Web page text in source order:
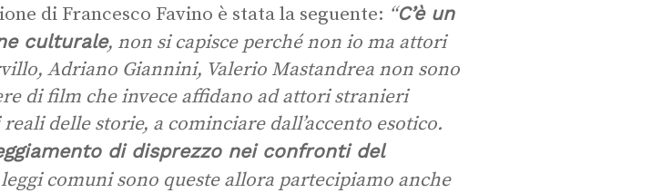
di Francesco Favino è stata la seguente: “C’è un
culturale, non si capisce perché non io ma attori
Adriano Giannini, Valerio Mastandrea non sono
di film che invece affidano ad attori stranieri
delle storie, a cominciare dall’accento esotico.
di disprezzo nei confronti del
comuni sono queste allora partecipiamo anche